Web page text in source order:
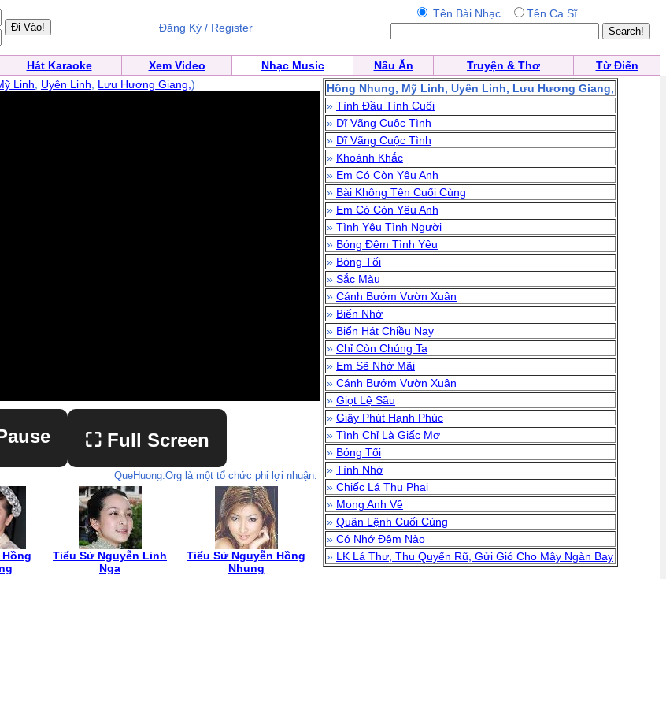
Đăng Ký / Register
Tên Bài Nhạc Tên Ca Sĩ
Hát Karaoke Xem Video Nhạc Music Nấu Ăn Truyện & Thơ
Từ Điển
Linh Uyên Linh Lưu Hương Giang, )
▶ Play
⛶ Full Screen
QueHuong.Org là một tổ chức phi lợi nhuận.
Tiểu Sử Nguyễn Linh
Nga
Tiểu Sử Nguyễn Hồng
Nhung
Hồng Nhung, Mỹ Linh, Uyên Linh, Lưu Hương Giang,
» Tình Đầu Tình Cuối
» Dĩ Vãng Cuộc Tình
» Dĩ Vãng Cuộc Tình
» Khoảnh Khắc
» Em Có Còn Yêu Anh
» Bài Không Tên Cuối Cùng
» Em Có Còn Yêu Anh
» Tình Yêu Tình Người
» Bóng Đêm Tình Yêu
» Bóng Tối
» Sắc Màu
» Cánh Bướm Vườn Xuân
» Biển Nhớ
» Biển Hát Chiều Nay
» Chỉ Còn Chúng Ta
» Em Sẽ Nhớ Mãi
» Cánh Bướm Vườn Xuân
» Giọt Lệ Sầu
» Giây Phút Hạnh Phúc
» Tình Chỉ Là Giấc Mơ
» Bóng Tối
» Tình Nhớ
» Chiếc Lá Thu Phai
» Mong Anh Về
» Quân Lệnh Cuối Cùng
» Có Nhớ Đêm Nào
» LK Lá Thư, Thu Quyến Rũ, Gửi Gió Cho Mây Ngàn Bay